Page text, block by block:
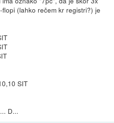
(lahko rečem kr registri?) je
SIT
D...